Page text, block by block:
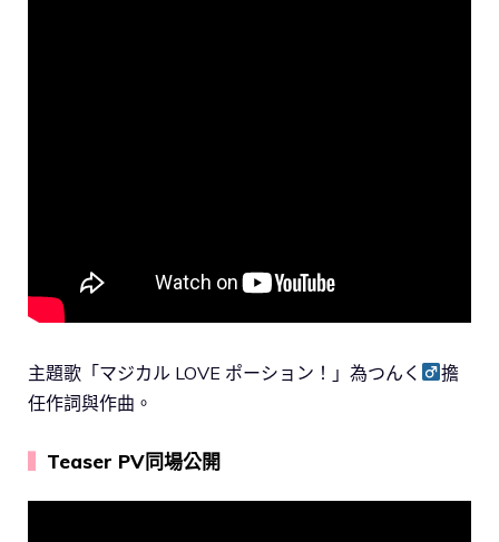
主題歌「マジカル LOVE ポーション！」為つんく
擔
任作詞與作曲。
Teaser PV同場公開